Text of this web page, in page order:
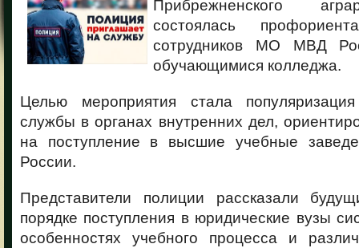
Прибрежненского
состоялась
сотрудников МО МВД
обучающимися колледжа.
Целью мероприятия стала
службы в органах внутренних дел,
на поступление в высшие учебные
России.
Представители полиции рассказали
порядке поступления в юридические вузы
особенностях учебного процесса и